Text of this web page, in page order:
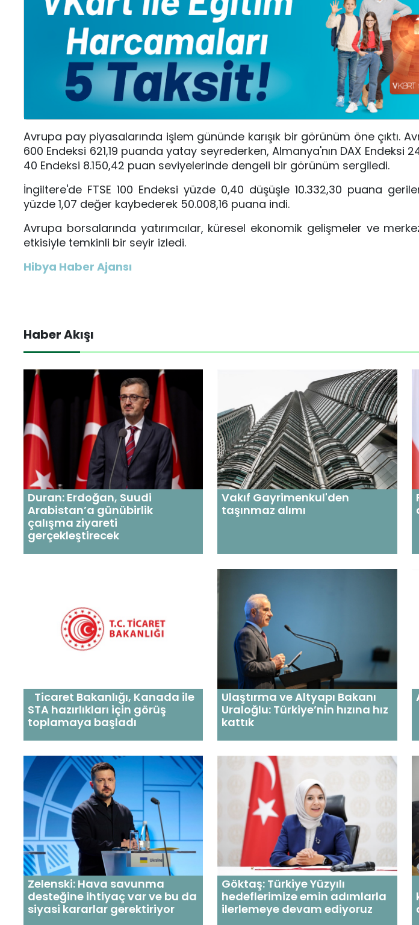
Avrupa pay piyasalarında işlem gününde karışık bir görünüm öne çıktı.
600 Endeksi 621,19 puanda yatay seyrederken, Almanya'nın DAX Endeksi
40 Endeksi 8.150,42 puan seviyelerinde dengeli bir görünüm sergiledi.
İngiltere'de FTSE 100 Endeksi yüzde 0,40 düşüşle 10.332,30 puana
yüzde 1,07 değer kaybederek 50.008,16 puana indi.
Avrupa borsalarında yatırımcılar, küresel ekonomik gelişmeler ve
etkisiyle temkinli bir seyir izledi.
Hibya Haber Ajansı
Haber Akışı
Duran: Erdoğan, Suudi
Arabistan’a günübirlik
çalışma ziyareti
gerçekleştirecek
Vakıf Gayrimenkul'den
taşınmaz alımı
Ticaret Bakanlığı, Kanada ile
STA hazırlıkları için görüş
toplamaya başladı
Ulaştırma ve Altyapı Bakanı
Uraloğlu: Türkiye’nin hızına hız
kattık
Zelenski: Hava savunma
desteğine ihtiyaç var ve bu da
siyasi kararlar gerektiriyor
Göktaş: Türkiye Yüzyılı
hedeflerimize emin adımlarla
ilerlemeye devam ediyoruz